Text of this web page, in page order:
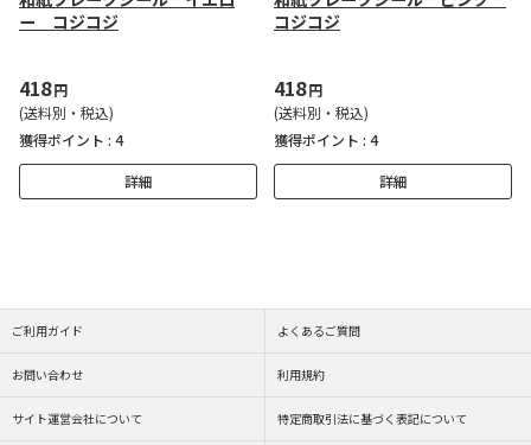
ー コジコジ
418円
(送料別・税込)
獲得ポイント : 4
詳細
コジコジ
418円
(送料別・税込)
獲得ポイント : 4
詳細
ご利用ガイド よくあるご質問
お問い合わせ 利用規約
サイト運営会社について 特定商取引法に基づく表記について